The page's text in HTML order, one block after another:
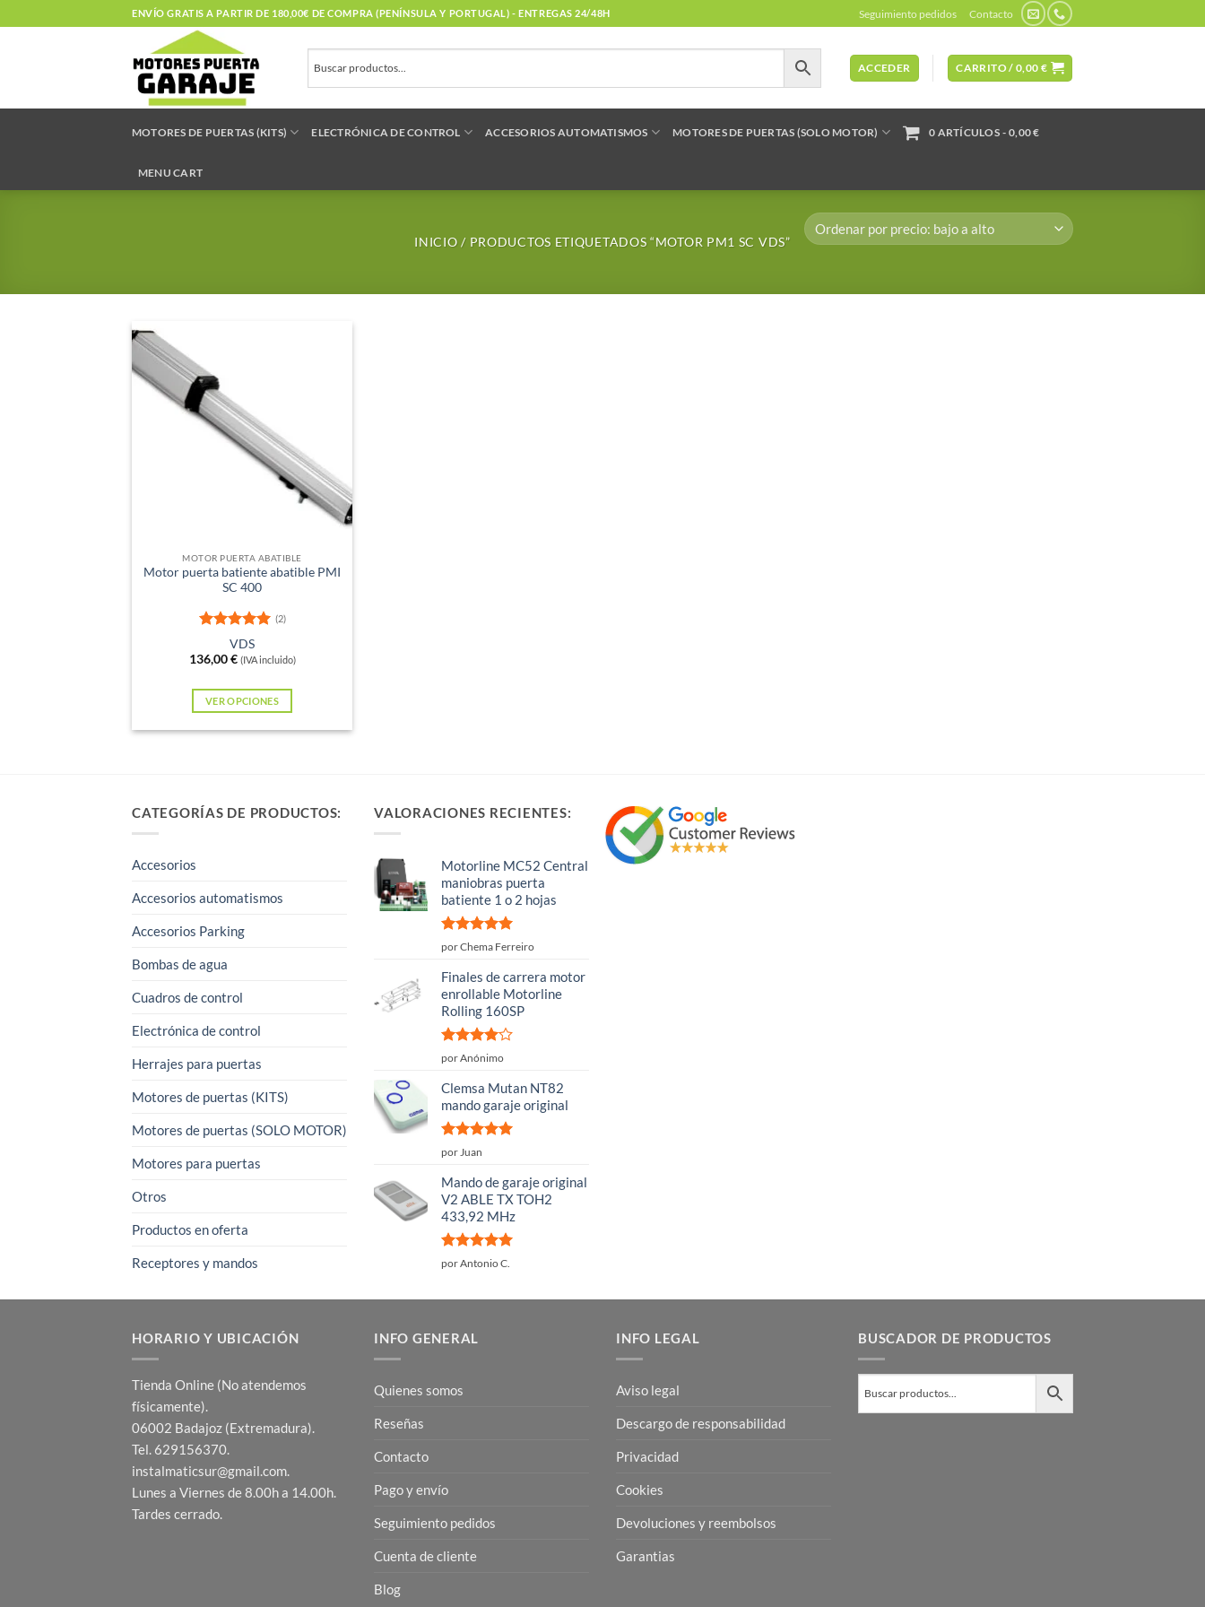
al
ENVÍO GRATIS A PARTIR DE 180,00€ DE COMPRA (PENÍNSULA Y PORTUGAL) - ENTREGAS 24/48H Seguimiento pedidos Contacto
ACCEDER CARRITO / 0,00 €
MOTORES DE PUERTAS (KITS) ELECTRÓNICA DE CONTROL ACCESORIOS AUTOMATISMOS MOTORES DE PUERTAS (SOLO MOTOR) 0 ARTÍCULOS 0,00 €
MENU CART
INICIO /PRODUCTOS ETIQUETADOS “MOTOR PM1 SC VDS”
MOTOR PUERTA ABATIBLE
Motor puerta batiente abatible PMI
SC 400
Valorado
con5de 5
(2)
VDS
136,00€ (IVA incluido)
VER OPCIONES
variantes.
pueden
en
de
producto
CATEGORÍAS DE PRODUCTOS:
Accesorios
Accesorios automatismos
Accesorios Parking
Bombas de agua
Cuadros de control
Electrónica de control
Herrajes para puertas
Motores de puertas (KITS)
Motores de puertas (SOLO MOTOR)
Motores para puertas
Otros
Productos en oferta
Receptores y mandos
VALORACIONES RECIENTES:
Motorline MC52 Central
maniobras puerta
batiente 1 o 2 hojas
Valorado
por Chema Ferreiro
Finales de carrera motor
enrollable Motorline
Rolling 160SP
Valorado
5
por Anónimo
Clemsa Mutan NT82
mando garaje original
Valorado
por Juan
Mando de garaje original
V2 ABLE TX TOH2
433,92 MHz
Valorado
por Antonio C.
HORARIO Y UBICACIÓN
Tienda Online (No atendemos
físicamente).
06002 Badajoz (Extremadura).
Tel. 629156370.
instalmaticsur@gmail.com.
Lunes a Viernes de 8.00h a 14.00h.
Tardes cerrado.
INFO GENERAL
Quienes somos
Reseñas
Contacto
Pago y envío
Seguimiento pedidos
Cuenta de cliente
Blog
INFO LEGAL
Aviso legal
Descargo de responsabilidad
Privacidad
Cookies
Devoluciones y reembolsos
Garantias
BUSCADOR DE PRODUCTOS